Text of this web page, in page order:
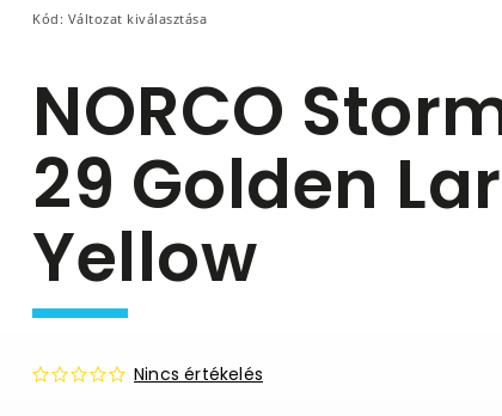
NORCO
29 Golden
Yellow
Kód: Változat kiválasztása
Nincs értékelés